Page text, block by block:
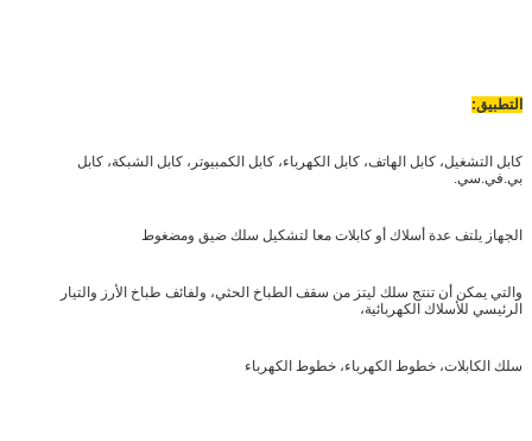
التطبيق:
كابل التشغيل، كابل الهاتف، كابل الكهرباء، كابل الكمبيوتر، كابل الشبكة، كابل
بي.في.سي.
الجهاز يلتف عدة أسلاك أو كابلات معا لتشكيل سلك ضيق ومضغوط
والتي يمكن أن تنتج سلك ليتز من سقف الطباخ الحثي، ولفائف طباخ الأرز والتيار
الرئيسي للأسلاك الكهربائية،
سلك الكابلات، خطوط الكهرباء، خطوط الكهرباء